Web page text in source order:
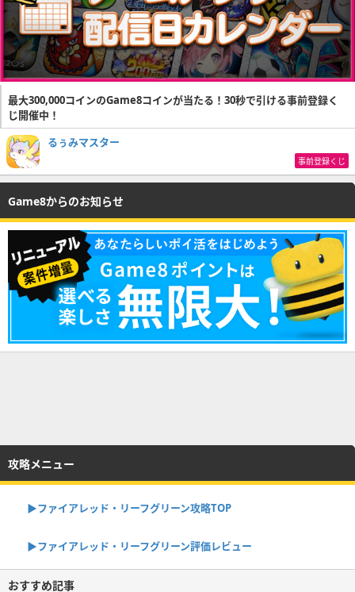
最大300,000コインのGame8コインが当たる！30秒で引ける事前登録く
じ開催中！
るぅみマスター
事前登録くじ
Game8からのお知らせ
攻略メニュー
▶︎ファイアレッド・リーフグリーン攻略TOP
▶︎ファイアレッド・リーフグリーン評価レビュー
おすすめ記事